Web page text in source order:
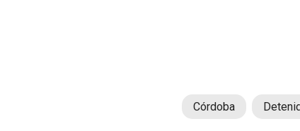
Córdoba